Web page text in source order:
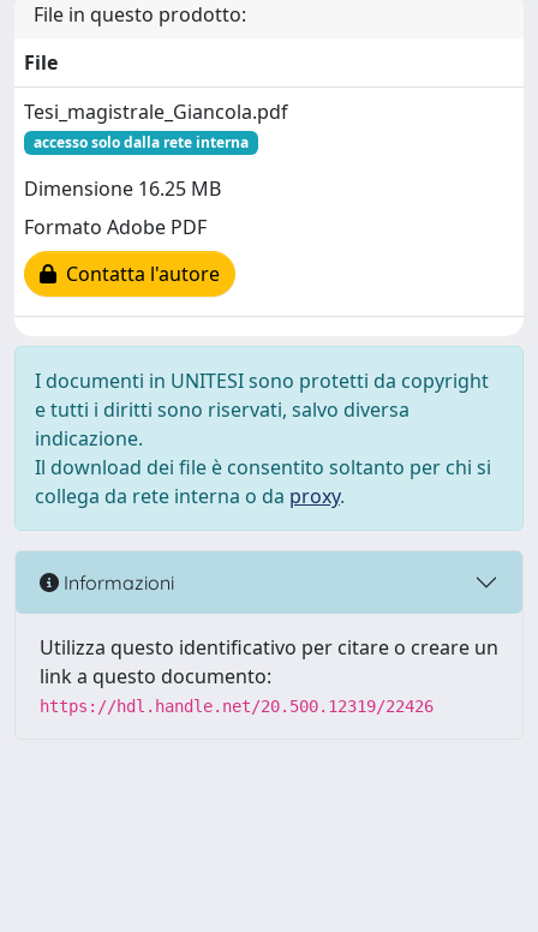
File in questo prodotto:
File
Tesi_magistrale_Giancola.pdf
accesso solo dalla rete interna
Dimensione 16.25 MB
Formato Adobe PDF
Contatta l'autore
I documenti in UNITESI sono protetti da copyright
e tutti i diritti sono riservati, salvo diversa
indicazione.
Il download dei file è consentito soltanto per chi si
collega da rete interna o da proxy.
Informazioni
Utilizza questo identificativo per citare o creare un
link a questo documento:
https://hdl.handle.net/20.500.12319/22426